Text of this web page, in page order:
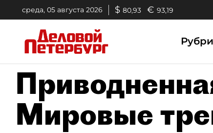
среда, 05 августа 2026 $ 80,93 € 93,19
Мировые